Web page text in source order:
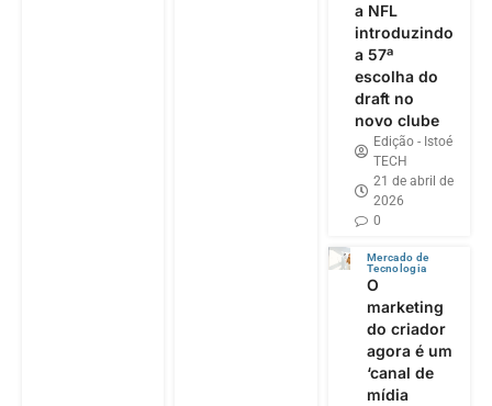
a NFL
introduzindo
a 57ª
escolha do
draft no
novo clube
Edição - Istoé
TECH
21 de abril de
2026
0
Mercado de
Tecnologia
O
marketing
do criador
agora é um
‘canal de
mídia